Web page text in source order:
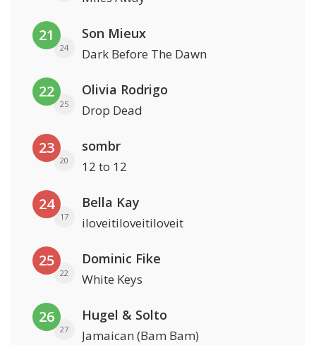
21
24
Son Mieux
Dark Before The Dawn
22
25
Olivia Rodrigo
Drop Dead
23
20
sombr
12 to 12
24
17
Bella Kay
iloveitiloveitiloveit
25
22
Dominic Fike
White Keys
26
27
Hugel & Solto
Jamaican (Bam Bam)